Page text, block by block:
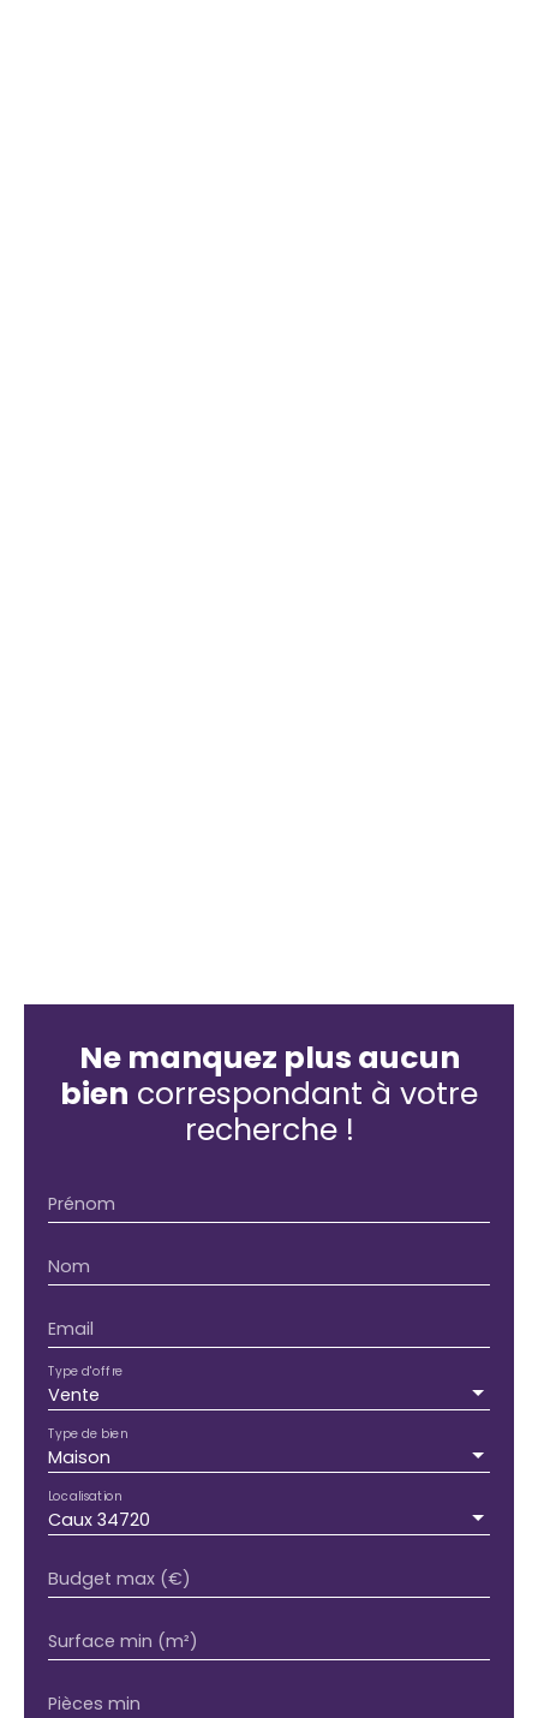
Ne manquez plus aucun
bien correspondant à votre
recherche !
Prénom
Nom
Email
Vente
Type d'offre
Maison
Type de bien
Caux 34720
Localisation
Budget max (€)
Surface min (m²)
Pièces min